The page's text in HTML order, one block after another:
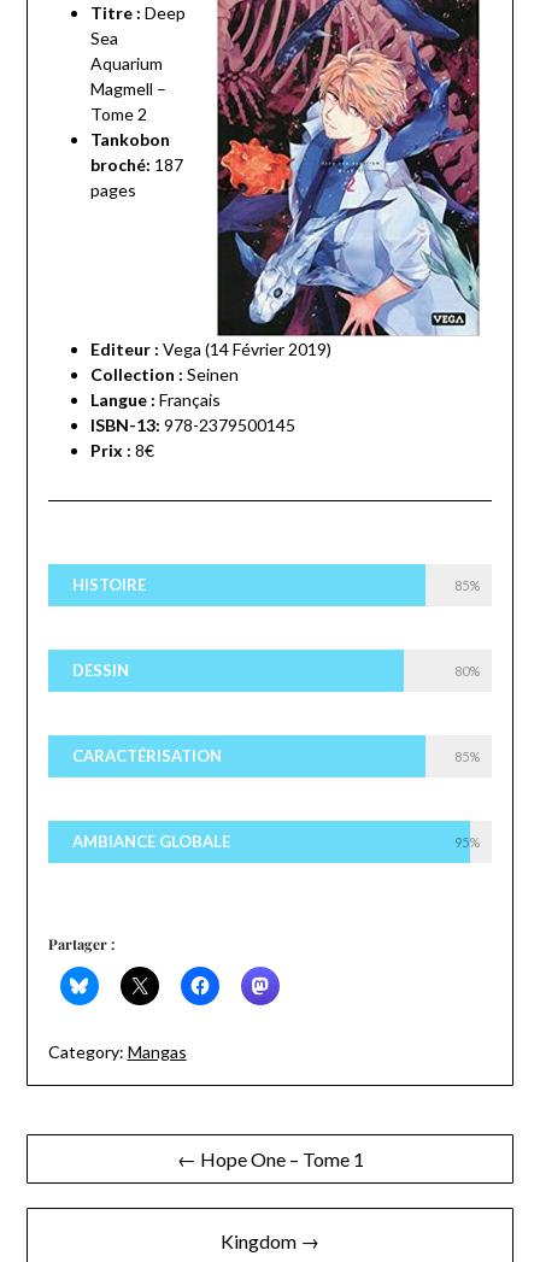
Titre : Deep
Sea
Aquarium
Magmell –
Tome 2
Tankobon
broché: 187
pages
Editeur : Vega (14 Février 2019)
Collection : Seinen
Langue : Français
ISBN-13: 978-2379500145
Prix : 8€
HISTOIRE 85%
DESSIN 80%
CARACTÉRISATION 85%
AMBIANCE GLOBALE 95%
Partager :
Category: Mangas
Navigation
de
← Hope One – Tome 1
Kingdom →